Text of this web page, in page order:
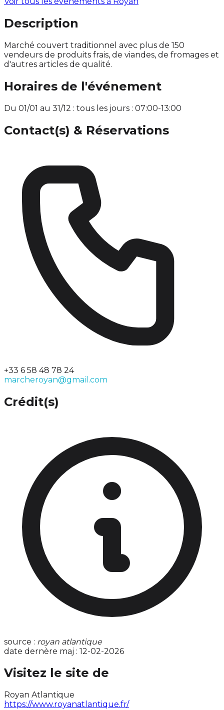
Description
Marché couvert traditionnel avec plus de 150
vendeurs de produits frais, de viandes, de fromages et
d'autres articles de qualité.
Horaires de l'événement
Du 01/01 au 31/12 : tous les jours : 07:00-13:00
Contact(s) & Réservations
+33 6 58 48 78 24
marcheroyan@gmail.com
Crédit(s)
source : royan atlantique
date dernère maj : 12-02-2026
Visitez le site de
Royan Atlantique
https://www.royanatlantique.fr/